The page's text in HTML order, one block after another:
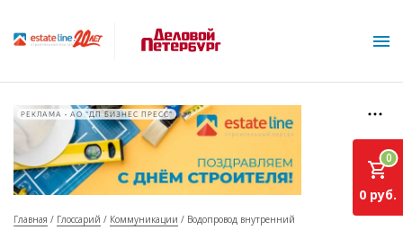
РЕКЛАМА • АО "ДП БИЗНЕС ПРЕСС"
Главная Глоссарий Коммуникации Водопровод внутренний
0
0 руб.